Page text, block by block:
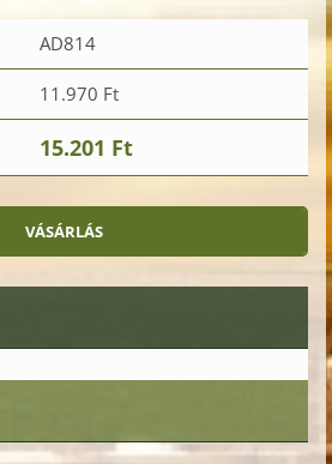
AD814
11.970 Ft
15.201 Ft